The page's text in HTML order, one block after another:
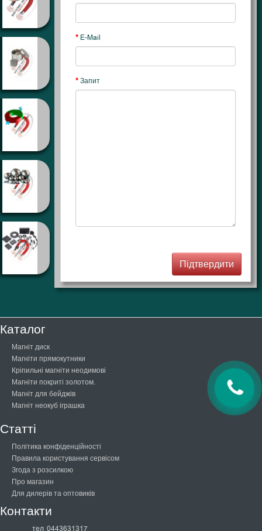
E-Mail
Запит
Каталог
Магніт диск
Магніти прямокутники
Кріпильні магніти неодимові
Магніти покриті золотом.
Магніт для бейджів
Магніт неокуб іграшка
Статті
Політика конфіденційності
Правила користування сервісом
Згода з розсилкою
Про магазин
Для дилерів та оптовиків
Контакти
тел 0443631317